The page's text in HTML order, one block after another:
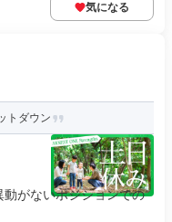
気になる
トダウン
がないポジションでの